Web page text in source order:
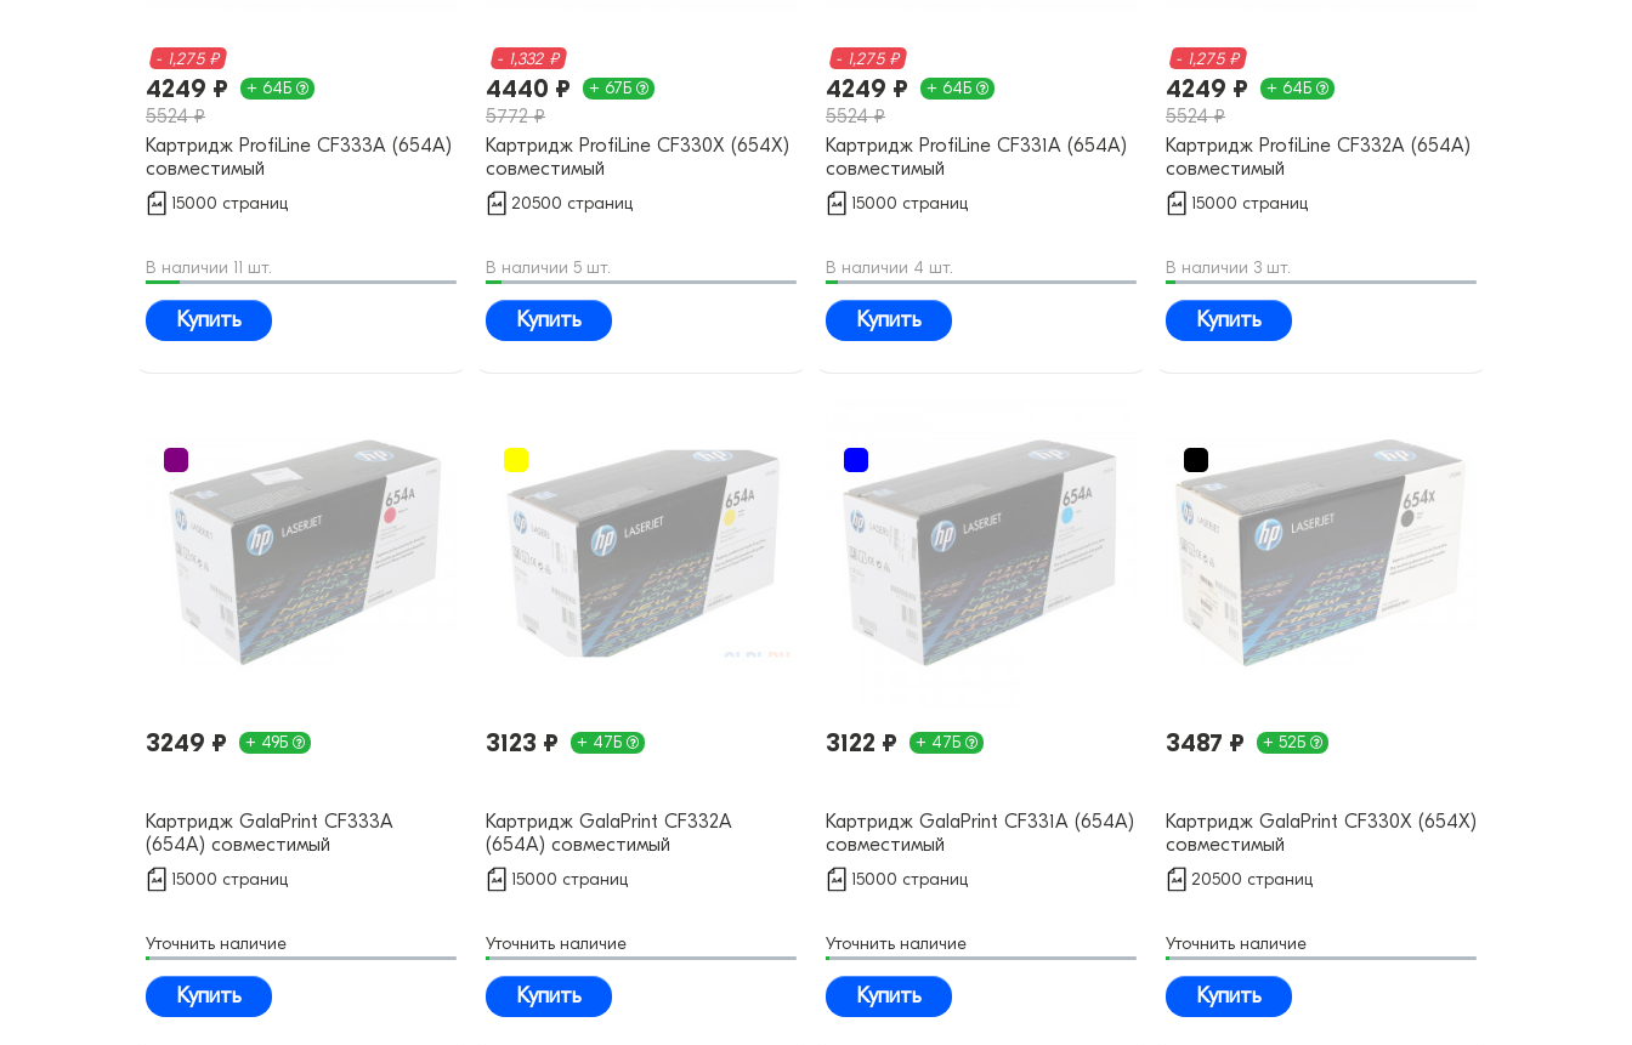
- 1,275 ₽
4249 ₽ + 64Б
5524 ₽
Картридж ProfiLine CF333A (654A)
совместимый
15000 страниц
В наличии 11 шт.
Купить
- 1,332 ₽
4440 ₽ + 67Б
5772 ₽
Картридж ProfiLine CF330X (654X)
совместимый
20500 страниц
В наличии 5 шт.
Купить
- 1,275 ₽
4249 ₽ + 64Б
5524 ₽
Картридж ProfiLine CF331A (654A)
совместимый
15000 страниц
В наличии 4 шт.
Купить
- 1,275 ₽
4249 ₽ + 64Б
5524 ₽
Картридж ProfiLine CF332A (654A)
совместимый
15000 страниц
В наличии 3 шт.
Купить
3249 ₽ + 49Б
Картридж GalaPrint CF333A
(654A) совместимый
15000 страниц
Уточнить наличие
Купить
3123 ₽ + 47Б
Картридж GalaPrint CF332A
(654A) совместимый
15000 страниц
Уточнить наличие
Купить
3122 ₽ + 47Б
Картридж GalaPrint CF331A (654A)
совместимый
15000 страниц
Уточнить наличие
Купить
3487 ₽ + 52Б
Картридж GalaPrint CF330X (654X)
совместимый
20500 страниц
Уточнить наличие
Купить